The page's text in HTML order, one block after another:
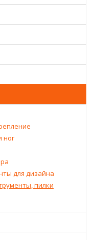
ног
для дизайна
пилки